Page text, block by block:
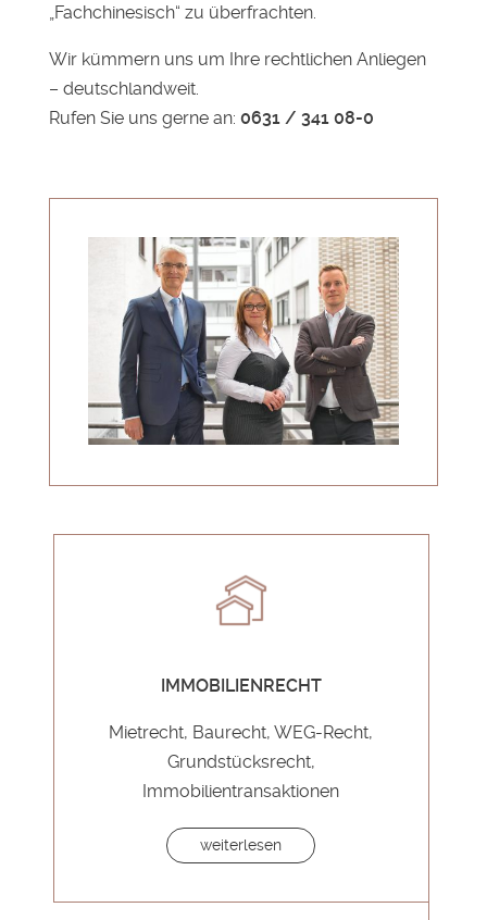
„Fachchinesisch“ zu überfrachten.
Wir kümmern uns um Ihre rechtlichen Anliegen
– deutschlandweit.
Rufen Sie uns gerne an: 0631 / 341 08-0
IMMOBILIENRECHT
Mietrecht, Baurecht, WEG-Recht,
Grundstücksrecht,
Immobilientransaktionen
weiterlesen